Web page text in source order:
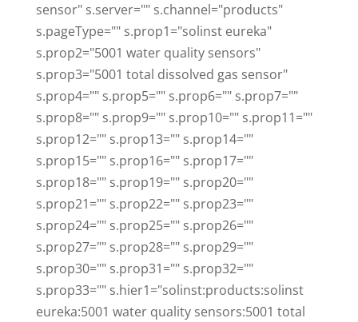
sensor" s.server="" s.channel="products"
s.pageType="" s.prop1="solinst eureka"
s.prop2="5001 water quality sensors"
s.prop3="5001 total dissolved gas sensor"
s.prop4="" s.prop5="" s.prop6="" s.prop7=""
s.prop8="" s.prop9="" s.prop10="" s.prop11=""
s.prop12="" s.prop13="" s.prop14=""
s.prop15="" s.prop16="" s.prop17=""
s.prop18="" s.prop19="" s.prop20=""
s.prop21="" s.prop22="" s.prop23=""
s.prop24="" s.prop25="" s.prop26=""
s.prop27="" s.prop28="" s.prop29=""
s.prop30="" s.prop31="" s.prop32=""
s.prop33="" s.hier1="solinst:products:solinst
eureka:5001 water quality sensors:5001 total